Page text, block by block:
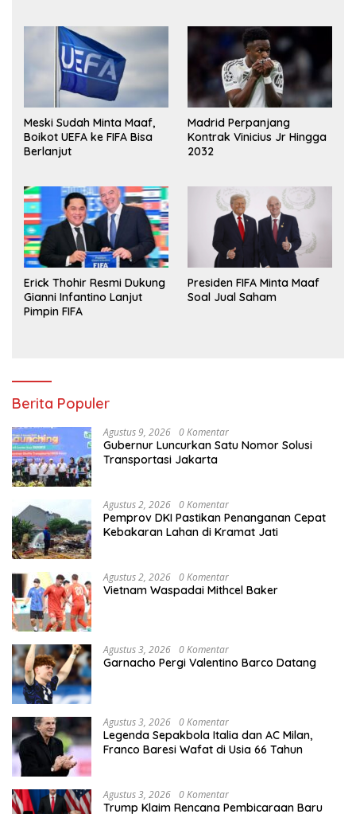
Meski Sudah Minta Maaf,
Boikot UEFA ke FIFA Bisa
Berlanjut
Madrid Perpanjang
Kontrak Vinicius Jr Hingga
2032
Erick Thohir Resmi Dukung
Gianni Infantino Lanjut
Pimpin FIFA
Presiden FIFA Minta Maaf
Soal Jual Saham
Berita Populer
Agustus 9, 2026 0 Komentar
Gubernur Luncurkan Satu Nomor Solusi
Transportasi Jakarta
Agustus 2, 2026 0 Komentar
Pemprov DKI Pastikan Penanganan Cepat
Kebakaran Lahan di Kramat Jati
Agustus 2, 2026 0 Komentar
Vietnam Waspadai Mithcel Baker
Agustus 3, 2026 0 Komentar
Garnacho Pergi Valentino Barco Datang
Agustus 3, 2026 0 Komentar
Legenda Sepakbola Italia dan AC Milan,
Franco Baresi Wafat di Usia 66 Tahun
Agustus 3, 2026 0 Komentar
Trump Klaim Rencana Pembicaraan Baru